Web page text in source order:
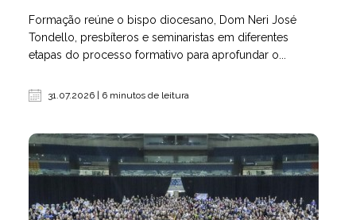
Formação reúne o bispo diocesano, Dom Neri José
Tondello, presbíteros e seminaristas em diferentes
etapas do processo formativo para aprofundar o...
31.07.2026 | 6 minutos de leitura